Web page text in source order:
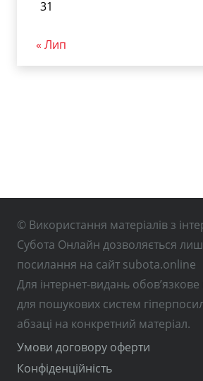
31
« Лип
© Використання матеріалів з
Субота Онлайн дозволяється
посилання на сайт subota.online
Для інтернет-видань
для пошукових систем
абзаці на конкретний матеріал.
Умови договору оферти
Конфіденційність